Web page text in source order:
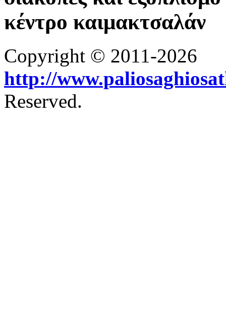
κέντρο καιμακτσαλάν
Copyright © 2011-2026
http://
Reserved.